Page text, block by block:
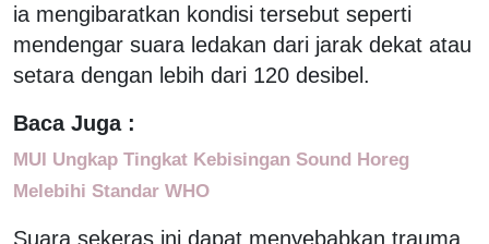
ia mengibaratkan kondisi tersebut seperti
mendengar suara ledakan dari jarak dekat atau
setara dengan lebih dari 120 desibel.
Baca Juga :
MUI Ungkap Tingkat Kebisingan Sound Horeg
Melebihi Standar WHO
Suara sekeras ini dapat menyebabkan trauma